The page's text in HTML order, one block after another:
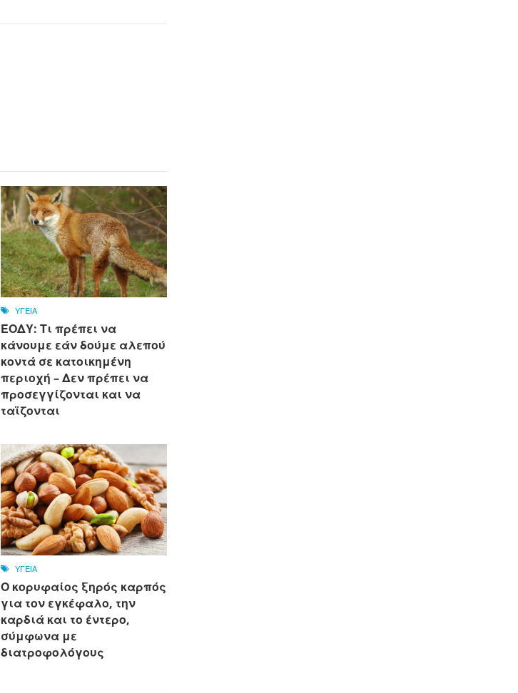
ΥΓΕΙΑ
ΕΟΔΥ: Τι πρέπει να
κάνουμε εάν δούμε αλεπού
κοντά σε κατοικημένη
περιοχή – Δεν πρέπει να
προσεγγίζονται και να
ταϊζονται
ΥΓΕΙΑ
Ο κορυφαίος ξηρός καρπός
για τον εγκέφαλο, την
καρδιά και το έντερο,
σύμφωνα με
διατροφολόγους